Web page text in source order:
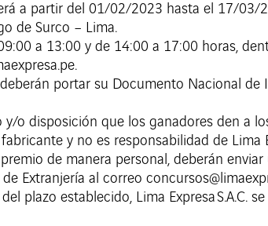
a partir del 01/02/2023 hasta el 17/03/
de Surco – Lima.
a 13:00 y de 14:00 a 17:00 horas,
portar su Documento Nacional de
y/o disposición que los ganadores den a
y no es responsabilidad de Lima
de manera personal, deberán
Extranjería al correo
plazo establecido, Lima Expresa S.A.C.